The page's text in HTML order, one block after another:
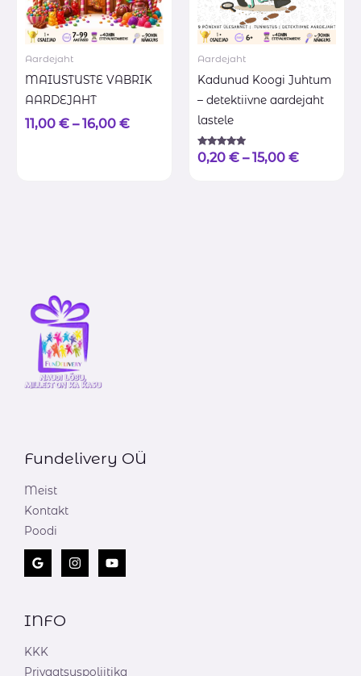
Aardejaht
MAIUSTUSTE VABRIK
AARDEJAHT
11,00 € – 16,00 €
Aardejaht
Kadunud Koogi Juhtum
– detektiivne aardejaht
lastele
Hinnanguga
5.00
0,20 € – 15,00 €
Fundelivery OÜ
Meist
Kontakt
Poodi
INFO
KKK
Privaatsuspoliitika